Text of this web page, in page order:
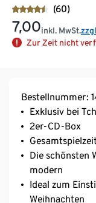
(60)
7,00inkl. MwSt.
Zur Zeit nicht
Bestellnummer:
Exklusiv bei
2er-CD-Box
Die schönsten
modern
Ideal zum
Weihnachten